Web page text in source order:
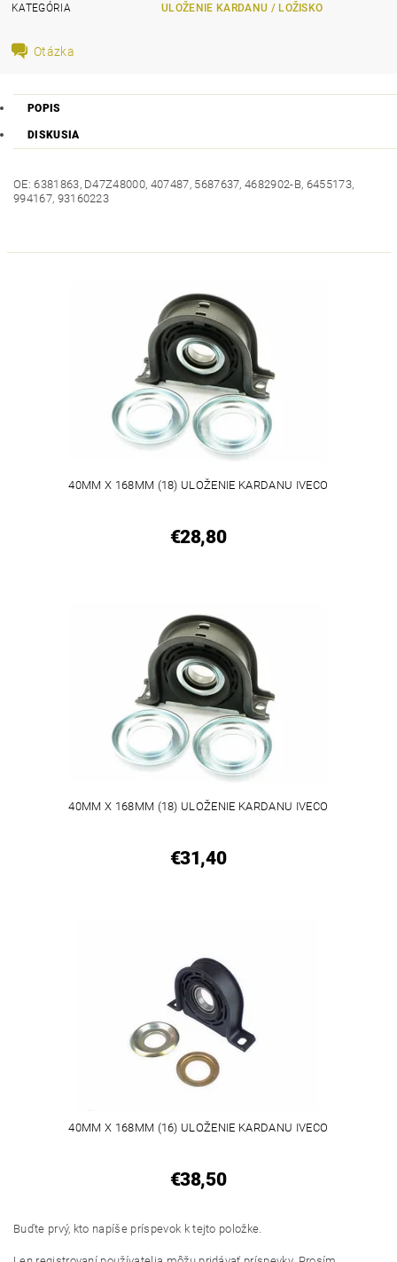
KATEGÓRIA
ULOŽENIE KARDANU / LOŽISKO
Otázka
POPIS
DISKUSIA
OE: 6381863, D47Z48000, 407487, 5687637, 4682902-B, 6455173,
994167, 93160223
40MM X 168MM (18) ULOŽENIE KARDANU IVECO
€28,80
40MM X 168MM (18) ULOŽENIE KARDANU IVECO
€31,40
40MM X 168MM (16) ULOŽENIE KARDANU IVECO
€38,50
Buďte prvý, kto napíše príspevok k tejto položke.